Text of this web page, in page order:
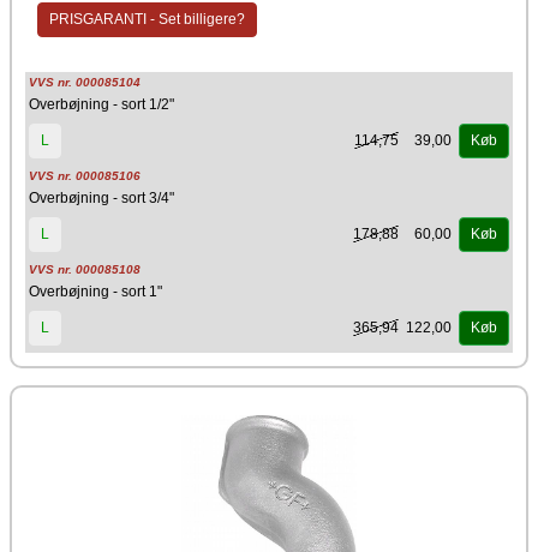
PRISGARANTI - Set billigere?
VVS nr. 000085104
Overbøjning - sort 1/2"
L 114,75 39,00 Køb
VVS nr. 000085106
Overbøjning - sort 3/4"
L 178,88 60,00 Køb
VVS nr. 000085108
Overbøjning - sort 1"
L 365,94 122,00 Køb